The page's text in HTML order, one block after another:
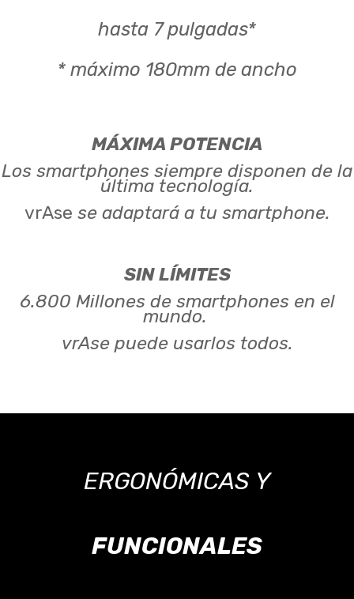
hasta 7 pulgadas*
* máximo 180mm de ancho
MÁXIMA POTENCIA
Los smartphones siempre disponen de la
última tecnología.
vrAse se adaptará a tu smartphone.
SIN LÍMITES
6.800 Millones de smartphones en el
mundo.
vrAse puede usarlos todos.
ERGONÓMICAS Y
FUNCIONALES